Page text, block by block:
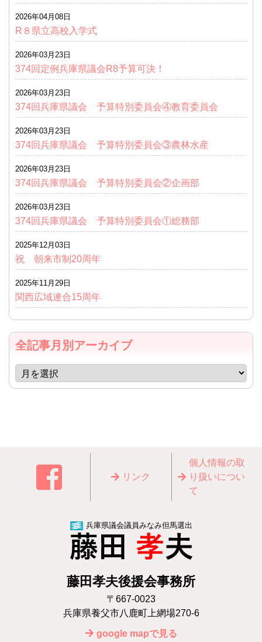
2026年04月08日
R８県立高校入学式
2026年03月23日
374回定例兵庫県議会R8予算可決！
2026年03月23日
374回兵庫県議会 予算特別委員会④教育委員会
2026年03月23日
374回兵庫県議会 予算特別委員会③農林水産
2026年03月23日
374回兵庫県議会 予算特別委員会②企画部
2026年03月23日
374回兵庫県議会 予算特別委員会①総務部
2025年12月03日
祝 朝来市制20周年
2025年11月29日
関西広域連合15周年
全記事月別アーカイブ
リンク
個⼈情報の取
り扱いについ
て
兵庫県議会議員みなみ但馬選出
藤田孝夫後援会事務所
〒667-0023
兵庫県養⽗市⼋⿅町上網場270-6
google mapで見る